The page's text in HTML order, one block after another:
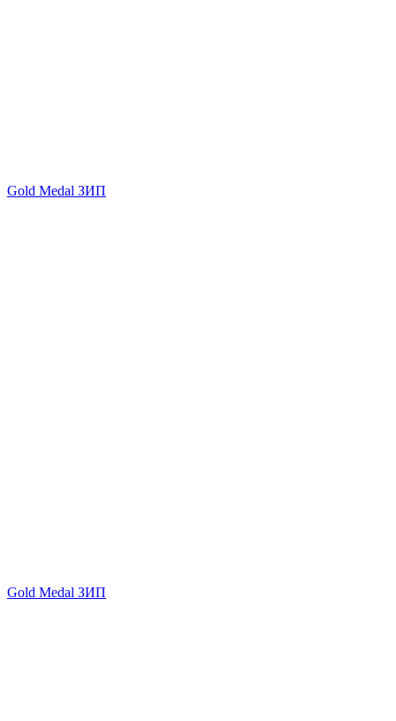
Gold Medal ЗИП
Gold Medal ЗИП